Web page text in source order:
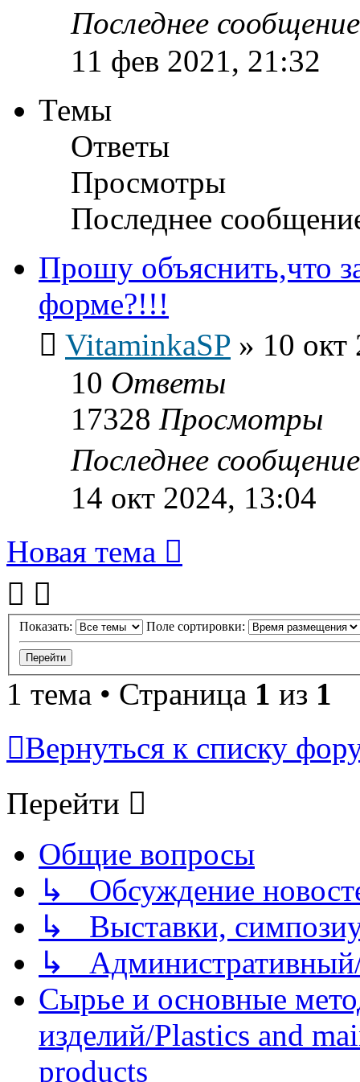
Последнее
11 фев 2021, 21:32
Темы
Ответы
Просмотры
Последнее
Прошу объяснить,что
форме?!!!
VitaminkaSP » 10 окт
10 Ответы
17328 Просмотры
Последнее
14 окт 2024, 13:04
Новая тема
Показать: Поле сортировки:
1 тема • Страница 1 из 1
Вернуться к списку
Перейти
Общие вопросы
↳ Обсуждение
↳ Выставки,
↳
Сырье и основные
изделий/Plastics and
products